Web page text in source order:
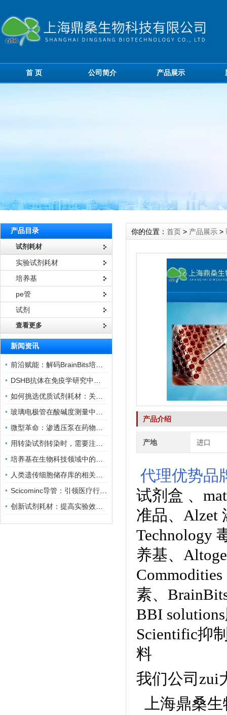
首 页 公司简介 产品展示
产品目录
试剂耗材
实验试剂耗材
培养基
pe管
试剂
查看更多
新闻资讯
你的位置： 首页 > 产品展示 >
产品介绍
产地 进口
代理优势品
试剂盒 、
准品、 Alzet
Technology
养基、
素、
BBI solutions
Scientific抑
料
我们公司zui
上海鼎桑